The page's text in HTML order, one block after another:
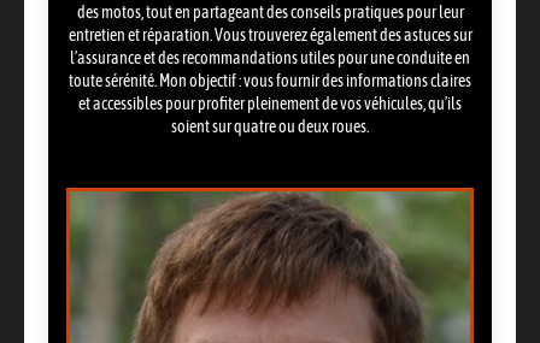
des motos, tout en partageant des conseils pratiques pour leur
entretien et réparation. Vous trouverez également des astuces sur
l’assurance et des recommandations utiles pour une conduite en
toute sérénité. Mon objectif : vous fournir des informations claires
et accessibles pour profiter pleinement de vos véhicules, qu’ils
soient sur quatre ou deux roues.